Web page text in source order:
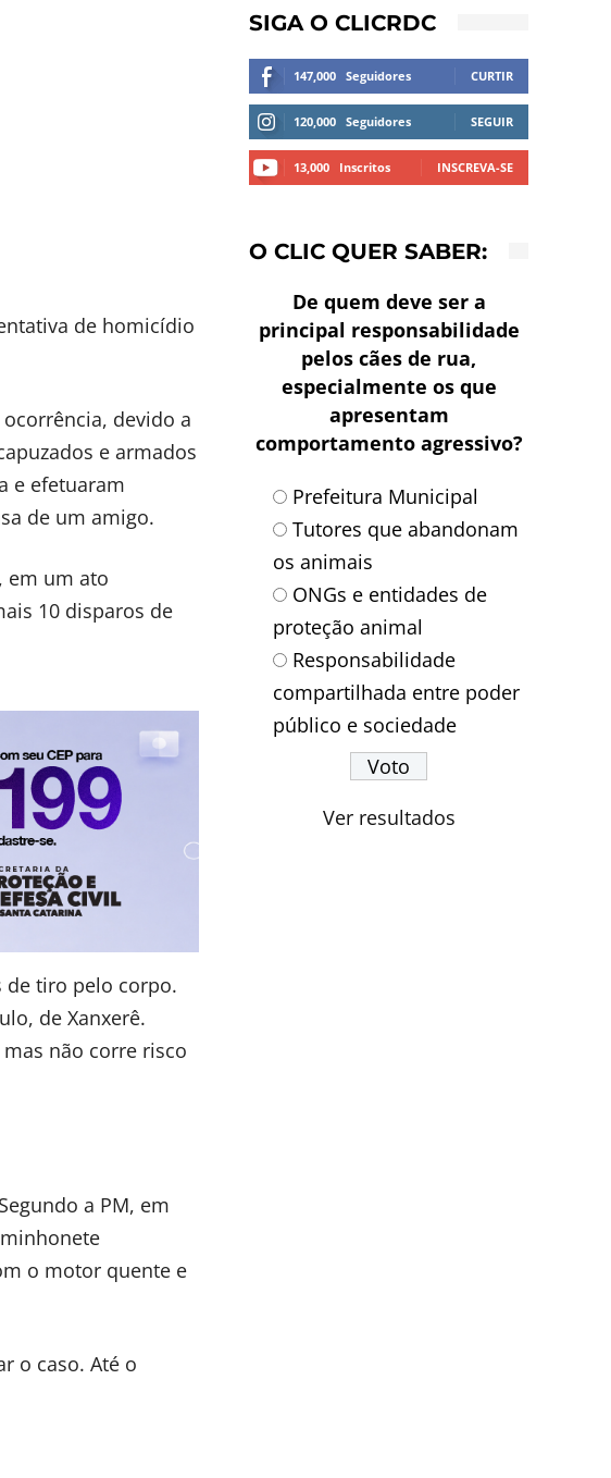
de homicídio
devido a
e armados
e efetuaram
de um amigo.
em um ato
10 disparos de
de tiro pelo corpo.
de Xanxerê.
não corre risco
a PM, em
o motor quente e
o caso. Até o
SIGA O CLICRDC
147,000 Seguidores CURTIR
120,000 Seguidores SEGUIR
13,000 Inscritos INSCREVA-SE
O CLIC QUER SABER:
De quem deve ser a
principal responsabilidade
pelos cães de rua,
especialmente os que
apresentam
comportamento agressivo?
Prefeitura Municipal
Tutores que abandonam
os animais
ONGs e entidades de
proteção animal
Responsabilidade
compartilhada entre poder
público e sociedade
Ver resultados